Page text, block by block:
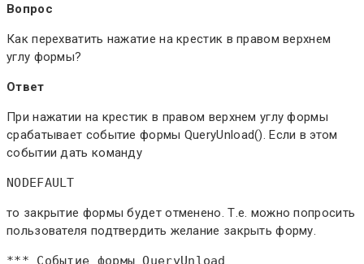
Вопрос
Как перехватить нажатие на крестик в правом верхнем
углу формы?
Ответ
При нажатии на крестик в правом верхнем углу формы
срабатывает событие формы QueryUnload(). Если в этом
событии дать команду
NODEFAULT
то закрытие формы будет отменено. Т.е. можно попросить
пользователя подтвердить желание закрыть форму.
*** Событие формы QueryUnload